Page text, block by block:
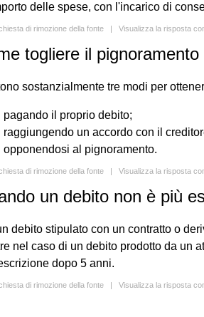
delle spese, con l'incarico di
di rimozione della fonte Visualizza la risposta
togliere il
sostanzialmente tre modi per
pagando il proprio debito;
raggiungendo un accordo con il
opponendosi al pignoramento.
di rimozione della fonte Visualizza la risposta
un debito non è più
debito stipulato con un contratto o
nel caso di un debito prodotto da un
dopo 5 anni.
di rimozione della fonte Visualizza la risposta